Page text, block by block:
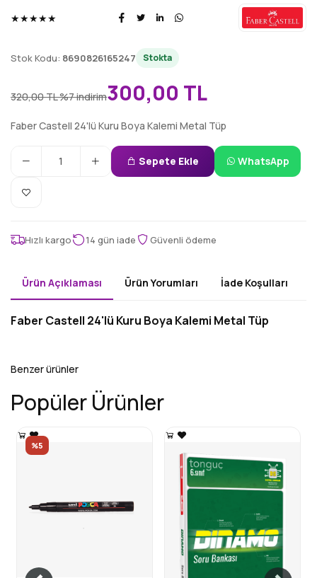
★★★★★
Stok Kodu: 8690826165247 Stokta
320,00 TL%7 indirim300,00 TL
Faber Castell 24'lü Kuru Boya Kalemi Metal Tüp
Sepete Ekle WhatsApp
Hızlı kargo 14 gün iade Güvenli ödeme
Ürün Açıklaması Ürün Yorumları İade Koşulları
Faber Castell 24'lü Kuru Boya Kalemi Metal Tüp
Benzer ürünler
Popüler Ürünler
%5